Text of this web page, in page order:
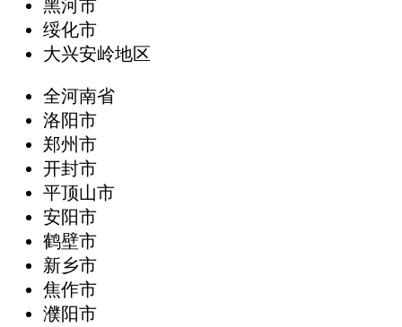
黑河市
绥化市
大兴安岭地区
全河南省
洛阳市
郑州市
开封市
平顶山市
安阳市
鹤壁市
新乡市
焦作市
濮阳市